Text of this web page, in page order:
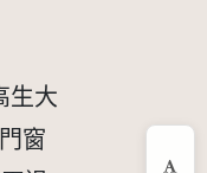
生大
窗